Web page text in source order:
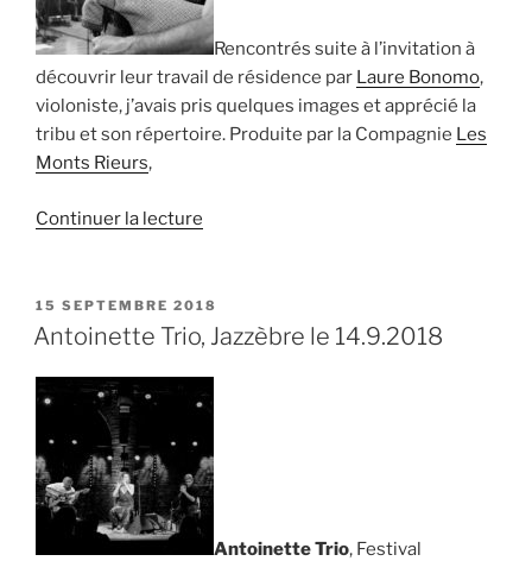
Rencontrés suite à l’invitation à
découvrir leur travail de résidence par Laure Bonomo,
violoniste, j’avais pris quelques images et apprécié la
tribu et son répertoire. Produite par la Compagnie Les
Monts Rieurs,
Continuer la lecture
pour
Trybu
PUBLIÉ
LE
15 SEPTEMBRE 2018
Antoinette Trio, Jazzèbre le 14.9.2018
Antoinette Trio, Festival